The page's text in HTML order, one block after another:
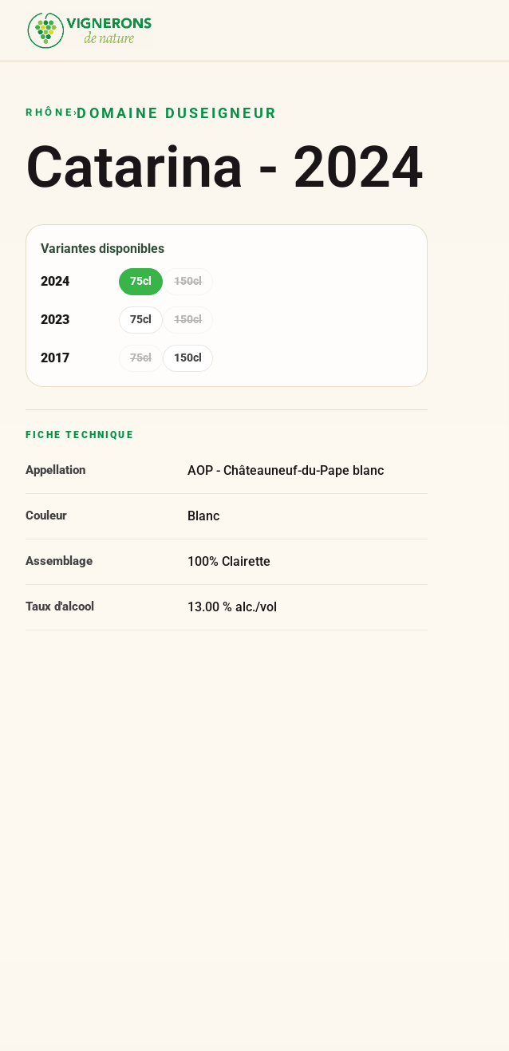
RHÔNE›DOMAINE DUSEIGNEUR
Catarina - 2024
Variantes disponibles
2024 75cl 150cl
2023 75cl 150cl
2017 75cl 150cl
FICHE TECHNIQUE
Appellation AOP - Châteauneuf-du-Pape blanc
Couleur Blanc
Assemblage 100% Clairette
Taux d'alcool 13.00 % alc./vol
Panneau de gestion des cookies